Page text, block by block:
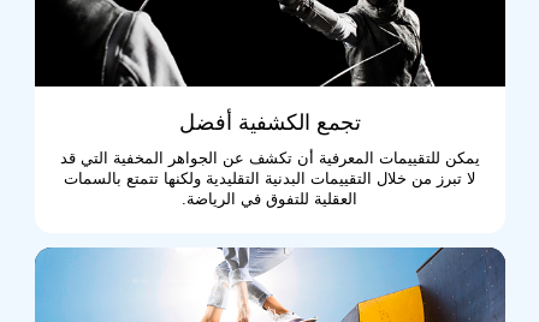
تجمع الكشفية أفضل
يمكن للتقييمات المعرفية أن تكشف عن الجواهر المخفية التي قد
لا تبرز من خلال التقييمات البدنية التقليدية ولكنها تتمتع بالسمات
العقلية للتفوق في الرياضة.